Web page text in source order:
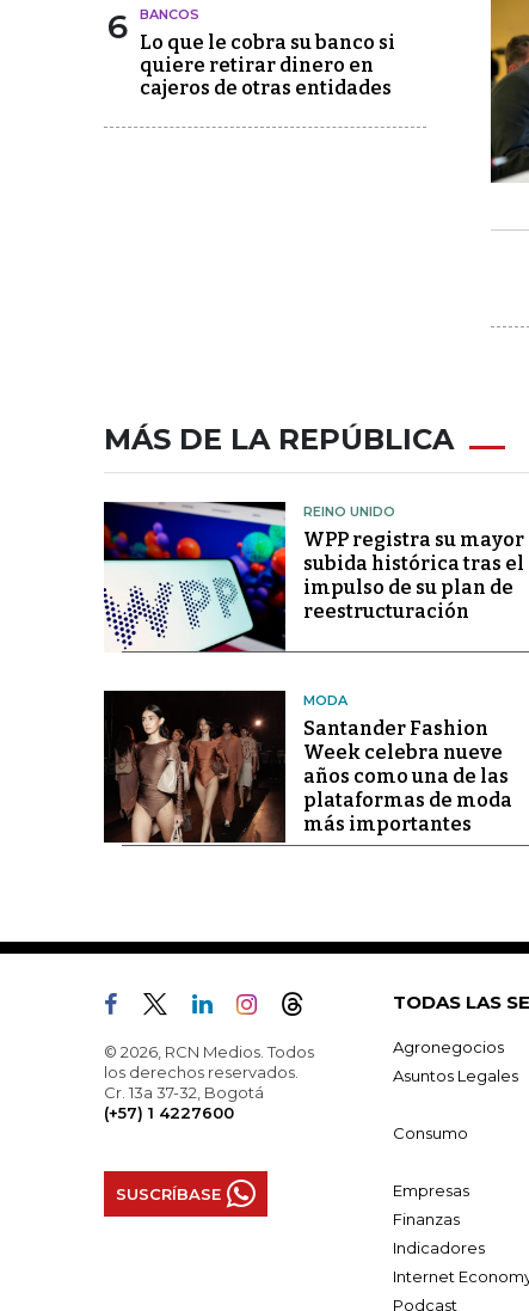
6 BANCOS
Lo que le cobra su banco si
quiere retirar dinero en
cajeros de otras entidades
MÁS DE LA REPÚBLICA
REINO UNIDO
WPP registra su mayor
subida histórica tras el
impulso de su plan de
reestructuración
MODA
Santander Fashion
Week celebra nueve
años como una de las
plataformas de moda
más importantes
© 2026, RCN Medios. Todos
los derechos reservados.
Cr. 13a 37-32, Bogotá
(+57) 1 4227600
SUSCRÍBASE
TODAS LAS
Agronegocios
Asuntos Legales
Consumo
Empresas
Finanzas
Indicadores
Internet
Podcast